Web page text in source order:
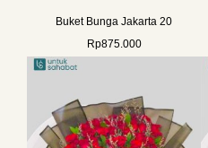
Buket Bunga Jakarta 20
Rp875.000